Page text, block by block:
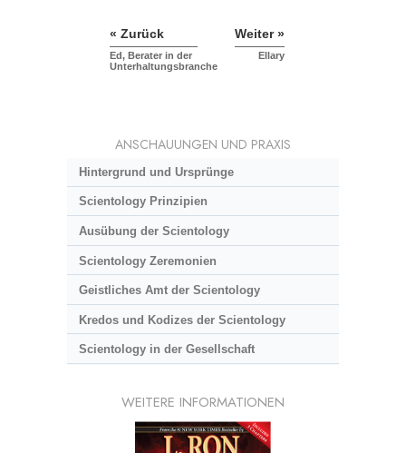
« Zurück
Ed, Berater in der
Unterhaltungsbranche
Weiter »
Ellary
ANSCHAUUNGEN UND PRAXIS
Hintergrund und Ursprünge
Scientology Prinzipien
Ausübung der Scientology
Scientology Zeremonien
Geistliches Amt der Scientology
Kredos und Kodizes der Scientology
Scientology in der Gesellschaft
WEITERE INFORMATIONEN